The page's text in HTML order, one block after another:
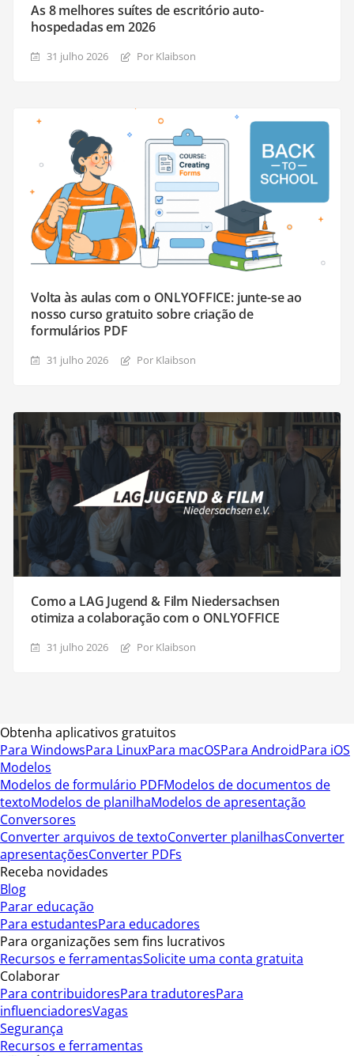
As 8 melhores suítes de escritório auto-
hospedadas em 2026
31 julho 2026 Por Klaibson
Volta às aulas com o ONLYOFFICE: junte-se ao
nosso curso gratuito sobre criação de
formulários PDF
31 julho 2026 Por Klaibson
Como a LAG Jugend & Film Niedersachsen
otimiza a colaboração com o ONLYOFFICE
31 julho 2026 Por Klaibson
Obtenha aplicativos gratuitos
Para WindowsPara LinuxPara macOSPara AndroidPara iOS
Modelos
Modelos de formulário PDFModelos de documentos de
textoModelos de planilhaModelos de apresentação
Conversores
Converter arquivos de textoConverter planilhasConverter
apresentaçõesConverter PDFs
Receba novidades
Blog
Parar educação
Para estudantesPara educadores
Para organizações sem fins lucrativos
Recursos e ferramentasSolicite uma conta gratuita
Colaborar
Para contribuidoresPara tradutoresPara
influenciadoresVagas
Segurança
Recursos e ferramentas